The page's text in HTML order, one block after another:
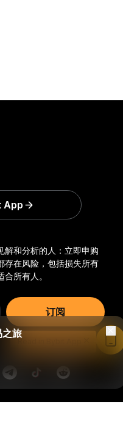
解和分析的人：立即申购
存在风险，包括损失所有
所有人。
订阅
App
旅